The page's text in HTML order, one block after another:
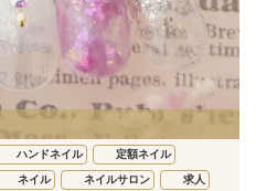
ハンドネイル 定額ネイル
ネイル ネイルサロン 求人